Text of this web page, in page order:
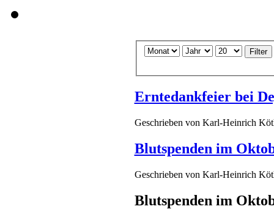
Filter
Erntedankfeier bei
Geschrieben von Karl-Heinrich
Blutspenden im
Geschrieben von Karl-Heinrich
Blutspenden im